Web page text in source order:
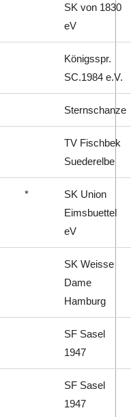
SK von 1830
eV
Königsspr.
SC.1984 e.V.
Sternschanze
TV Fischbek
Suederelbe
*
SK Union
Eimsbuettel
eV
SK Weisse
Dame
Hamburg
SF Sasel
1947
SF Sasel
1947